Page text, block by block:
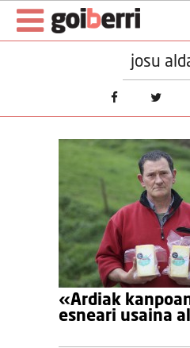
josu
«Ardiak
esneari usaina